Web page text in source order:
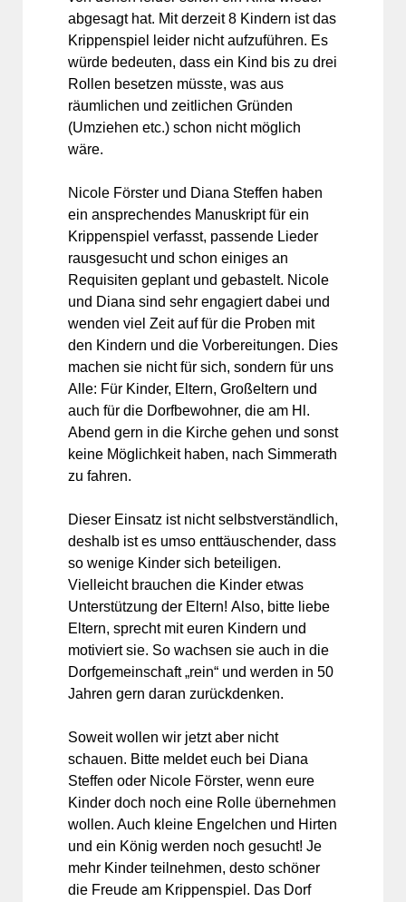
abgesagt hat. Mit derzeit 8 Kindern ist das
Krippenspiel leider nicht aufzuführen. Es
würde bedeuten, dass ein Kind bis zu drei
Rollen besetzen müsste, was aus
räumlichen und zeitlichen Gründen
(Umziehen etc.) schon nicht möglich
wäre.
Nicole Förster und Diana Steffen haben
ein ansprechendes Manuskript für ein
Krippenspiel verfasst, passende Lieder
rausgesucht und schon einiges an
Requisiten geplant und gebastelt. Nicole
und Diana sind sehr engagiert dabei und
wenden viel Zeit auf für die Proben mit
den Kindern und die Vorbereitungen. Dies
machen sie nicht für sich, sondern für uns
Alle: Für Kinder, Eltern, Großeltern und
auch für die Dorfbewohner, die am Hl.
Abend gern in die Kirche gehen und sonst
keine Möglichkeit haben, nach Simmerath
zu fahren.
Dieser Einsatz ist nicht selbstverständlich,
deshalb ist es umso enttäuschender, dass
so wenige Kinder sich beteiligen.
Vielleicht brauchen die Kinder etwas
Unterstützung der Eltern! Also, bitte liebe
Eltern, sprecht mit euren Kindern und
motiviert sie. So wachsen sie auch in die
Dorfgemeinschaft „rein“ und werden in 50
Jahren gern daran zurückdenken.
Soweit wollen wir jetzt aber nicht
schauen. Bitte meldet euch bei Diana
Steffen oder Nicole Förster, wenn eure
Kinder doch noch eine Rolle übernehmen
wollen. Auch kleine Engelchen und Hirten
und ein König werden noch gesucht! Je
mehr Kinder teilnehmen, desto schöner
die Freude am Krippenspiel. Das Dorf